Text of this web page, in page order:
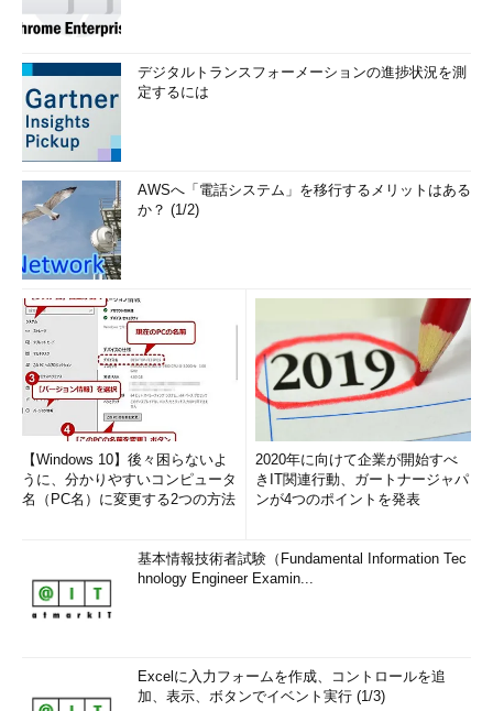
デジタルトランスフォーメーションの進捗状況を測
定するには
AWSへ「電話システム」を移行するメリットはある
か？ (1/2)
【Windows 10】後々困らないよ
うに、分かりやすいコンピュータ
名（PC名）に変更する2つの方法
2020年に向けて企業が開始すべ
きIT関連行動、ガートナージャパ
ンが4つのポイントを発表
基本情報技術者試験（Fundamental Information Tec
hnology Engineer Examin...
Excelに入力フォームを作成、コントロールを追
加、表示、ボタンでイベント実行 (1/3)